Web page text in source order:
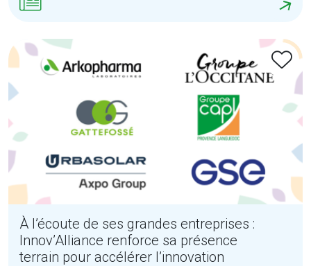
À l’écoute de ses grandes entreprises :
Innov’Alliance renforce sa présence
terrain pour accélérer l’innovation